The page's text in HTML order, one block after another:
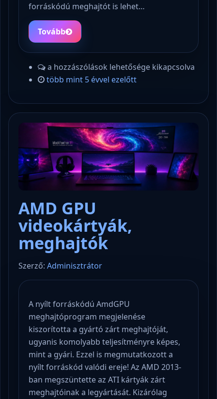
forráskódú meghajtót is lehet…
Tovább
a hozzászólások lehetősége kikapcsolva
több mint 5 évvel ezelőtt
AMD GPU
videokártyák,
meghajtók
Szerző: Adminisztrátor
A nyílt forráskódú AmdGPU
meghajtóprogram megjelenése
kiszorította a gyártó zárt meghajtóját,
ugyanis komolyabb teljesítményre képes,
mint a gyári. Ezzel is megmutatkozott a
nyílt forráskód valódi ereje! Az AMD 2013-
ban megszüntette az ATI kártyák zárt
meghajtóinak a legyártását. Kizárólag